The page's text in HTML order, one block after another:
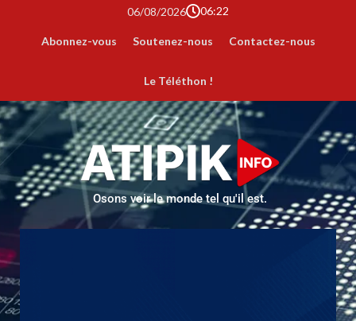
06/08/2026 06:22
Abonnez-vous Soutenez-nous Contactez-nous
Le Téléthon !
Osons voir le monde tel qu'il est.